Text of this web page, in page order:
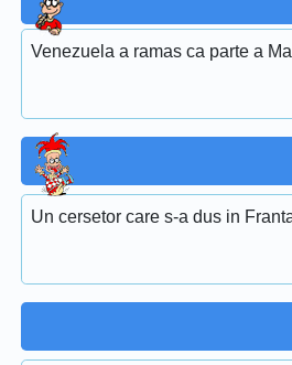
Venezuela a ramas ca parte a
Un cersetor care s-a dus in